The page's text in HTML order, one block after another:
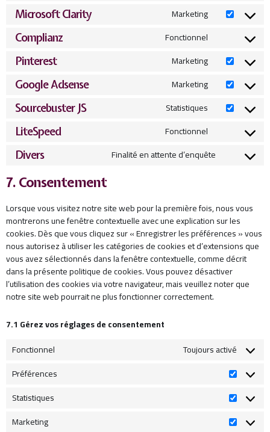
Microsoft Clarity Marketing
Complianz Fonctionnel
Pinterest Marketing
Google Adsense Marketing
Sourcebuster JS Statistiques
LiteSpeed Fonctionnel
Divers Finalité en attente d’enquête
7. Consentement
Lorsque vous visitez notre site web pour la première fois, nous vous
montrerons une fenêtre contextuelle avec une explication sur les
cookies. Dès que vous cliquez sur « Enregistrer les préférences » vous
nous autorisez à utiliser les catégories de cookies et d’extensions que
vous avez sélectionnés dans la fenêtre contextuelle, comme décrit
dans la présente politique de cookies. Vous pouvez désactiver
l’utilisation des cookies via votre navigateur, mais veuillez noter que
notre site web pourrait ne plus fonctionner correctement.
7.1 Gérez vos réglages de consentement
Fonctionnel
Toujours activé
Préférences
Statistiques
Marketing